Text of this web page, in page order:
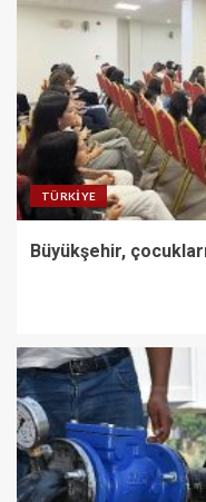
TÜRKIYE
Büyükşehir,